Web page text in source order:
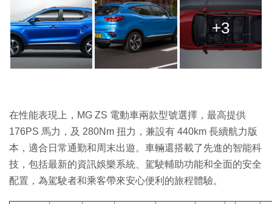
+3
在性能表現上，MG ZS 電動車兩款型號選擇，最高提供
176PS 馬力，及 280Nm 扭力，兼設有 440km 長續航力版
本，適合日常通勤和周末出遊。車輛還搭載了先進的智能科
技，包括最新的資訊娛樂系統、駕駛輔助功能和全面的安全
配置，為駕駛者和乘客帶來安心便利的旅程體驗。